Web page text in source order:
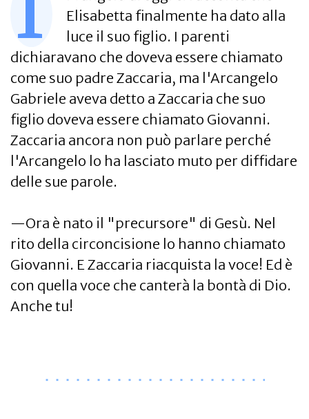
Elisabetta finalmente ha dato alla
luce il suo figlio. I parenti
dichiaravano che doveva essere chiamato
come suo padre Zaccaria, ma l'Arcangelo
Gabriele aveva detto a Zaccaria che suo
figlio doveva essere chiamato Giovanni.
Zaccaria ancora non può parlare perché
l'Arcangelo lo ha lasciato muto per diffidare
delle sue parole.
—Ora è nato il "precursore" di Gesù. Nel
rito della circoncisione lo hanno chiamato
Giovanni. E Zaccaria riacquista la voce! Ed è
con quella voce che canterà la bontà di Dio.
Anche tu!